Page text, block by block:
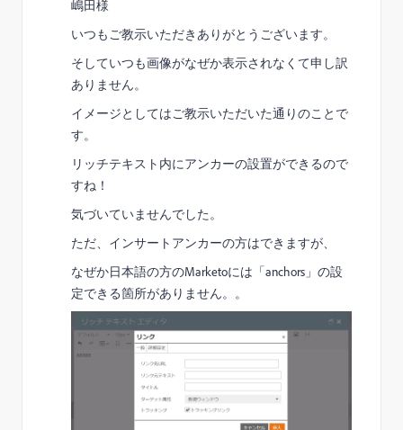
嶋田様
いつもご教示いただきありがとうございます。
そしていつも画像がなぜか表示されなくて申し訳
ありません。
イメージとしてはご教示いただいた通りのことで
す。
リッチテキスト内にアンカーの設置ができるので
すね！
気づいていませんでした。
ただ、インサートアンカーの方はできますが、
なぜか日本語の方のMarketoには「anchors」の設
定できる箇所がありません。。